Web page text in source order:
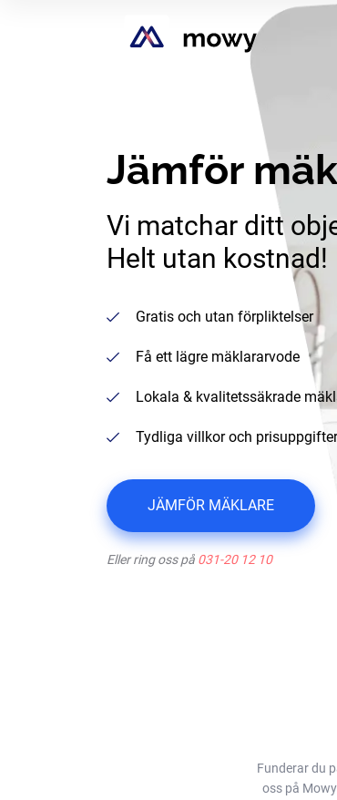
Jämför
Vi matchar ditt
Helt utan kostnad!
Gratis och utan förpliktelser
Få ett lägre mäklararvode
Lokala & kvalitetssäkrade
Tydliga villkor och prisuppgifter
JÄMFÖR MÄKLARE
Eller ring oss på 031-20 12 10
Funderar du
oss på